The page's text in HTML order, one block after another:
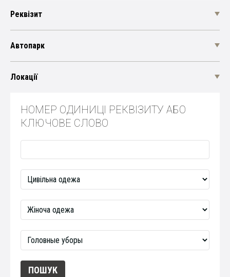
Реквізит
Автопарк
Локації
НОМЕР ОДИНИЦІ РЕКВІЗИТУ АБО
КЛЮЧОВЕ СЛОВО